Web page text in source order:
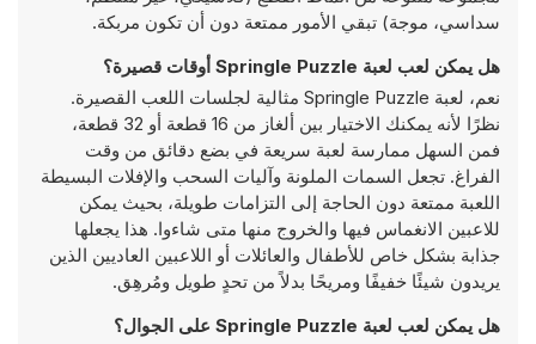
سداسي، موجة) تبقي الأمور ممتعة دون أن تكون مربكة.
هل يمكن لعب لعبة Springle Puzzle أوقات قصيرة؟
نعم، لعبة Springle Puzzle مثالية لجلسات اللعب القصيرة.
نظرًا لأنه يمكنك الاختيار بين ألغاز من 16 قطعة أو 32 قطعة،
فمن السهل ممارسة لعبة سريعة في بضع دقائق من وقت
الفراغ. تجعل السمات الملونة وآليات السحب والإفلات البسيطة
اللعبة ممتعة دون الحاجة إلى التزامات طويلة، بحيث يمكن
للاعبين الانغماس فيها والخروج منها متى شاءوا. هذا يجعلها
جذابة بشكل خاص للأطفال والعائلات أو اللاعبين العاديين الذين
يريدون شيئًا خفيفًا ومريحًا بدلاً من تحدٍ طويل ومُرهِق.
هل يمكن لعب لعبة Springle Puzzle على الجوال؟